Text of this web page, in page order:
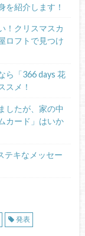
を紹介します！
！クリスマスカ
ロフトで見つけ
ら「366 days 花
スメ！
したが、家の中
カード」はいか
テキなメッセー
発表